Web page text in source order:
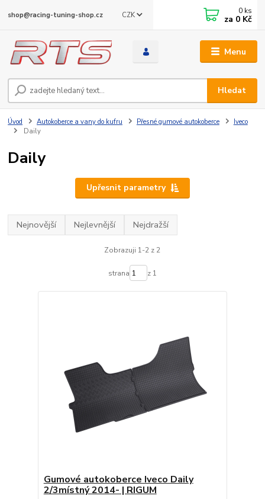
Menu
CZK
Hledat
shop@racing-tuning-shop.cz 0 ks
za 0 Kč
Úvod Autokoberce a vany do kufru Přesné gumové autokoberce
Iveco
Daily
Daily
Upřesnit parametry
Nejnovější Nejlevnější Nejdražší
Zobrazuji 1-2 z 2
strana z 1
Gumové autokoberce Iveco Daily
2/3místný 2014- | RIGUM